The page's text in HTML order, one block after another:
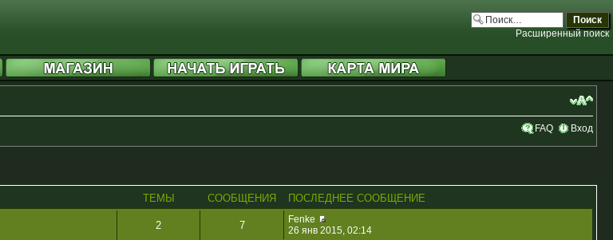
Расширенный поиск
FAQ Вход
ТЕМЫ СООБЩЕНИЯ ПОСЛЕДНЕЕ СООБЩЕНИЕ
2 7
Fenke
26 янв 2015, 02:14